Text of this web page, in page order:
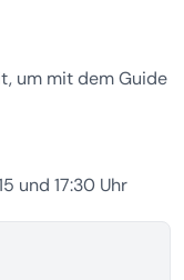
um mit dem Guide
und 17:30 Uhr